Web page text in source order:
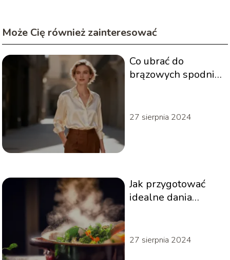
Może Cię również zainteresować
Co ubrać do
brązowych spodni?
27 sierpnia 2024
Jak przygotować
idealne dania
27 sierpnia 2024